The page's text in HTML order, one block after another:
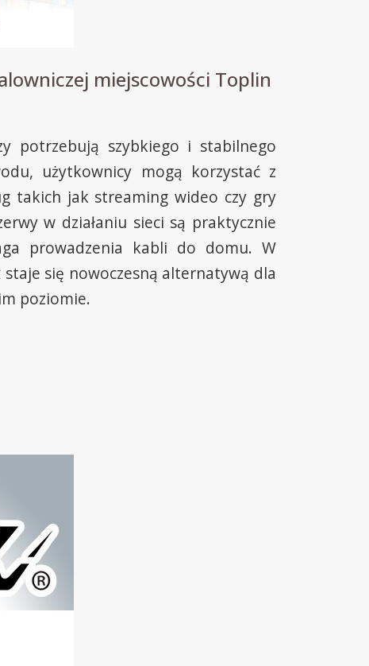
miejscowości Toplin
potrzebują szybkiego i stabilnego
użytkownicy mogą korzystać z
takich jak streaming wideo czy gry
w działaniu sieci są praktycznie
prowadzenia kabli do domu. W
się nowoczesną alternatywą dla
poziomie.